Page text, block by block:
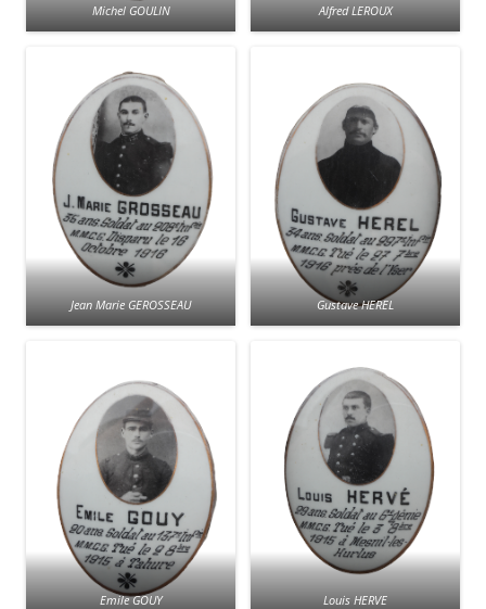
Michel GOULIN Alfred LEROUX
Jean Marie GEROSSEAU Gustave HEREL
Emile GOUY Louis HERVE